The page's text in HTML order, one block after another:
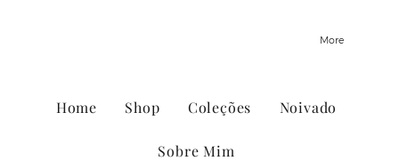
More
Home Shop Coleções Noivado
Sobre Mim